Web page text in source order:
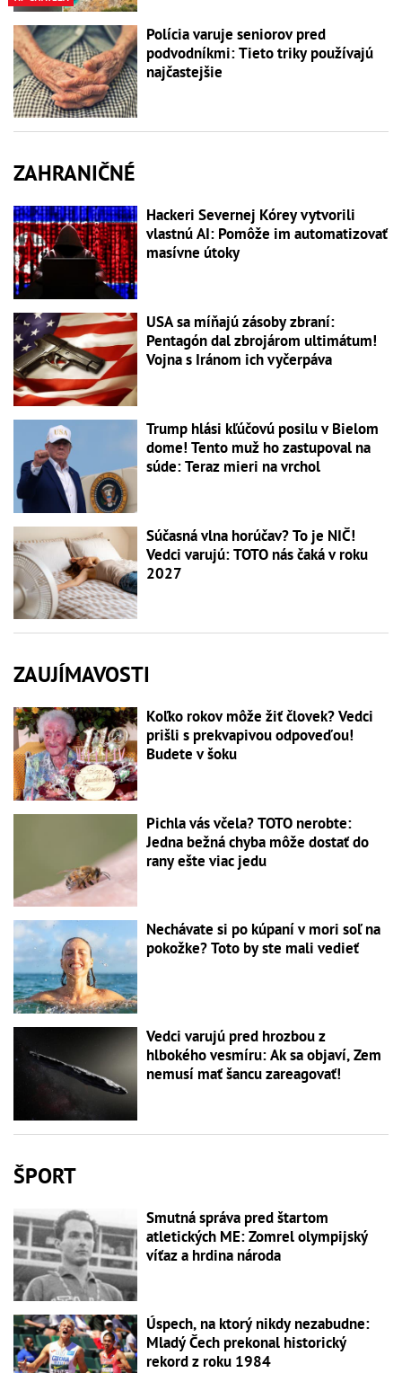
Polícia varuje seniorov pred
podvodníkmi: Tieto triky používajú
najčastejšie
ZAHRANIČNÉ
Hackeri Severnej Kórey vytvorili
vlastnú AI: Pomôže im automatizovať
masívne útoky
USA sa míňajú zásoby zbraní:
Pentagón dal zbrojárom ultimátum!
Vojna s Iránom ich vyčerpáva
Trump hlási kľúčovú posilu v Bielom
dome! Tento muž ho zastupoval na
súde: Teraz mieri na vrchol
Súčasná vlna horúčav? To je NIČ!
Vedci varujú: TOTO nás čaká v roku
2027
ZAUJÍMAVOSTI
Koľko rokov môže žiť človek? Vedci
prišli s prekvapivou odpoveďou!
Budete v šoku
Pichla vás včela? TOTO nerobte:
Jedna bežná chyba môže dostať do
rany ešte viac jedu
Nechávate si po kúpaní v mori soľ na
pokožke? Toto by ste mali vedieť
Vedci varujú pred hrozbou z
hlbokého vesmíru: Ak sa objaví, Zem
nemusí mať šancu zareagovať!
ŠPORT
Smutná správa pred štartom
atletických ME: Zomrel olympijský
víťaz a hrdina národa
Úspech, na ktorý nikdy nezabudne:
Mladý Čech prekonal historický
rekord z roku 1984